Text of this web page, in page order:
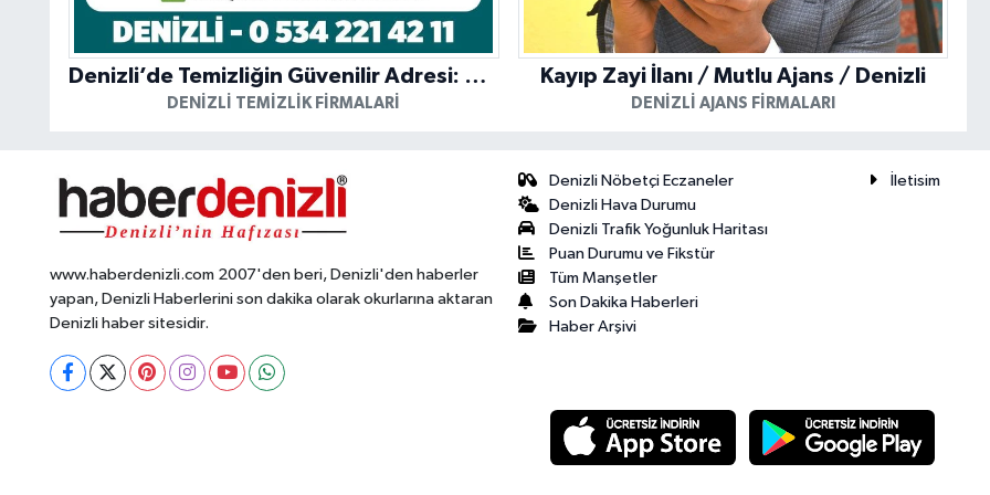
Denizli’de Temizliğin Güvenilir Adresi: Özkan Yerinde Yıkama
DENIZLI TEMIZLIK FIRMALARI
Kayıp Zayi İlanı / Mutlu Ajans / Denizli
DENIZLI AJANS FIRMALARI
www.haberdenizli.com 2007'den beri, Denizli'den haberler
yapan, Denizli Haberlerini son dakika olarak okurlarına aktaran
Denizli haber sitesidir.
Denizli Nöbetçi Eczaneler
Denizli Hava Durumu
Denizli Trafik Yoğunluk Haritası
Puan Durumu ve Fikstür
Tüm Manşetler
Son Dakika Haberleri
Haber Arşivi
İletisim